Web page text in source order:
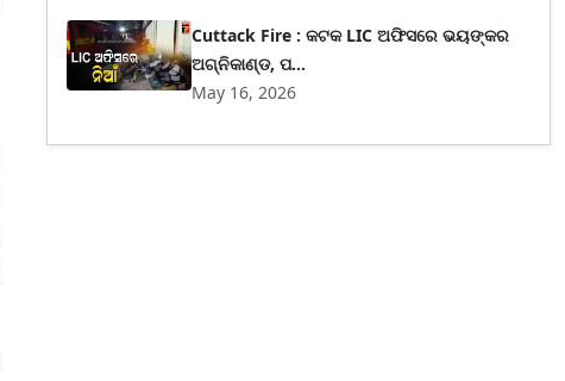
Cuttack Fire : କଟକ LIC ଅଫିସରେ ଭୟଙ୍କର
ଅଗ୍ନିକାଣ୍ଡ, ପ...
May 16, 2026